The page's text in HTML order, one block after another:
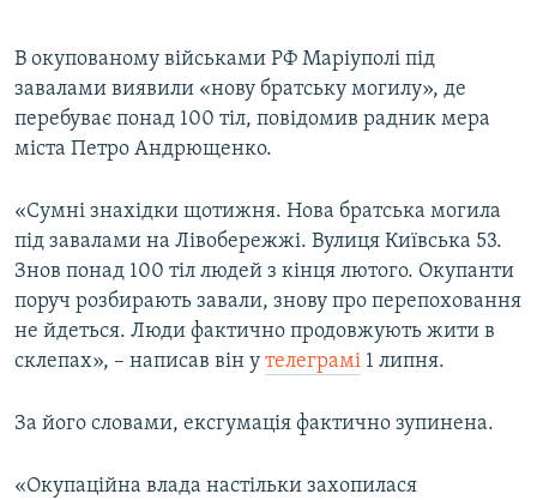
КТАТ
ДОЛУЧАЙСЯ!
Усі сайти RFE/RL
В окупованому військами РФ Маріуполі під
завалами виявили «нову братську могилу», де
перебуває понад 100 тіл, повідомив радник мера
міста Петро Андрющенко.
«Сумні знахідки щотижня. Нова братська могила
під завалами на Лівобережжі. Вулиця Київська 53.
Знов понад 100 тіл людей з кінця лютого. Окупанти
поруч розбирають завали, знову про перепоховання
не йдеться. Люди фактично продовжують жити в
склепах», – написав він у телеграмі 1 липня.
За його словами, ексгумація фактично зупинена.
«Окупаційна влада настільки захопилася